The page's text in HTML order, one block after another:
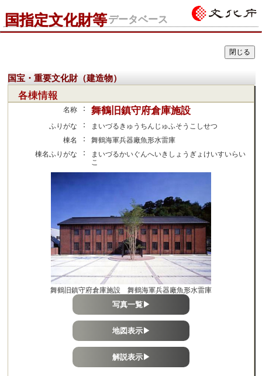
国指定文化財等データベース
国宝・重要文化財（建造物）
各棟情報
名称 ： 舞鶴旧鎮守府倉庫施設
ふりがな ：
まいづるきゅうちんじゅふそうこしせつ
棟名
：
舞鶴海軍兵器廠魚形水雷庫
棟名ふりがな
：
まいづるかいぐんへいきしょうぎょけいすいらい
こ
舞鶴旧鎮守府倉庫施設 舞鶴海軍兵器廠魚形水雷庫
写真一覧▶
地図表示▶
解説表示▶